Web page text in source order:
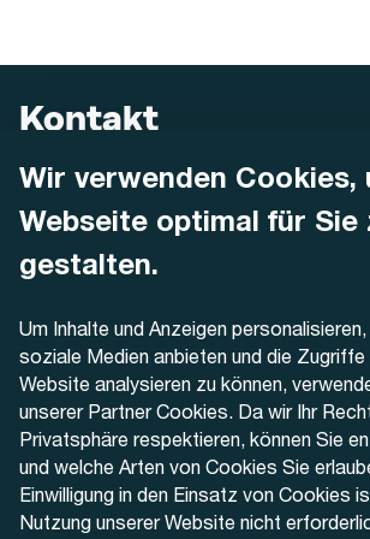
Wir verwenden Cookies,
Webseite optimal für Sie
gestalten.
Um Inhalte und Anzeigen
soziale Medien anbieten und die Zugriffe
Website analysieren zu können,
unserer Partner Cookies. Da wir Ihr
Privatsphäre respektieren, können Sie
und welche Arten von Cookies Sie
Einwilligung in den Einsatz von Cookies
Nutzung unserer Website nicht
Kontakt
AREMO
Dornacherstrasse 48
4500 Solothurn
+41 32 622 37 22
Kontaktformular